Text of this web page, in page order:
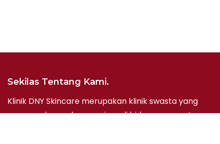
Sekilas Tentang Kami.
Klinik DNY Skincare merupakan klinik swasta yang
menawarkan pelayanan jasa di bidang perawatan